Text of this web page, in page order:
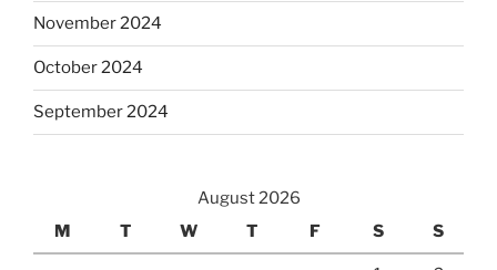
November 2024
October 2024
September 2024
August 2026
M
T W T F S S